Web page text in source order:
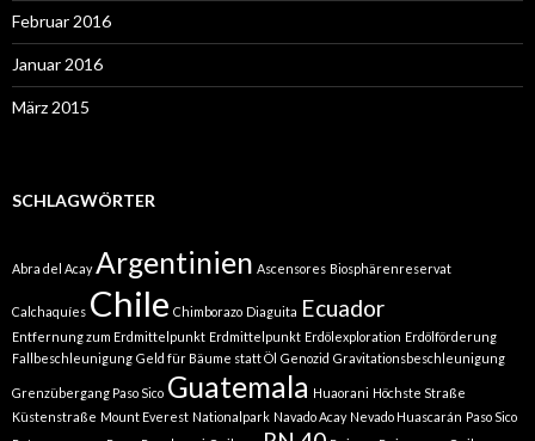
Februar 2016
Januar 2016
März 2015
SCHLAGWÖRTER
Abra del Acay Argentinien Ascensores Biosphärenreservat
Calchaquíes Chile Chimborazo Diaguita Ecuador
Entfernung zum Erdmittelpunkt Erdmittelpunkt Erdölexploration Erdölförderung
Fallbeschleunigung Geld für Bäume statt Öl Genozid Gravitationsbeschleunigung
Grenzübergang Paso Sico Guatemala Huaorani Höchste Straße
Küstenstraße Mount Everest Nationalpark Navado Acay Nevado Huascarán Paso Sico